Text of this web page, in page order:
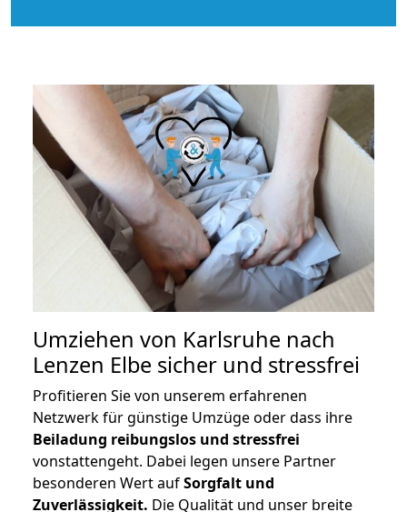
Umziehen von Karlsruhe nach
Lenzen Elbe sicher und stressfrei
Profitieren Sie von unserem erfahrenen
Netzwerk für günstige Umzüge oder dass ihre
Beiladung reibungslos und stressfrei
vonstattengeht. Dabei legen unsere Partner
besonderen Wert aufSorgfalt und
Zuverlässigkeit. Die Qualität und unser breite